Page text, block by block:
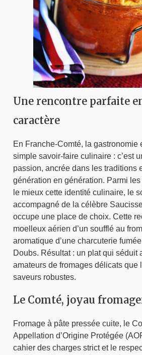
Une rencontre parfaite
caractère
En Franche-Comté, la gastronomie
simple savoir-faire culinaire : c’est
passion, ancrée dans les traditions
génération en génération. Parmi
le mieux cette identité culinaire, le
accompagné de la célèbre
occupe une place de choix. Cette
moelleux aérien d’un soufflé au
aromatique d’une charcuterie
Doubs. Résultat : un plat qui séduit
amateurs de fromages délicats que
saveurs robustes.
Le Comté, joyau
Fromage à pâte pressée cuite, le
Appellation d’Origine Protégée
cahier des charges strict et le